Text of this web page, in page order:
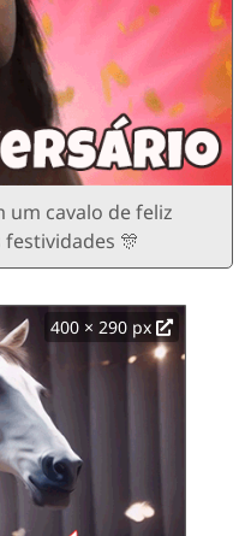
um cavalo de feliz
🎊
400 × 290 px